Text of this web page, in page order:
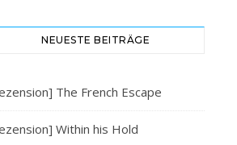
NEUESTE BEITRÄGE
The French Escape
Within his Hold